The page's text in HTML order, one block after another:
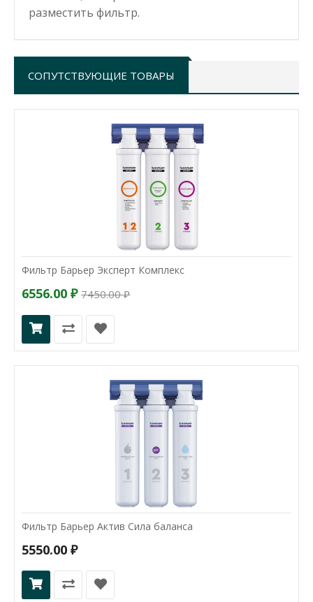
разместить фильтр.
СОПУТСТВУЮЩИЕ ТОВАРЫ
Фильтр Барьер Эксперт Комплекс
6556.00 ₽ 7450.00 ₽
Фильтр Барьер Актив Сила баланса
5550.00 ₽